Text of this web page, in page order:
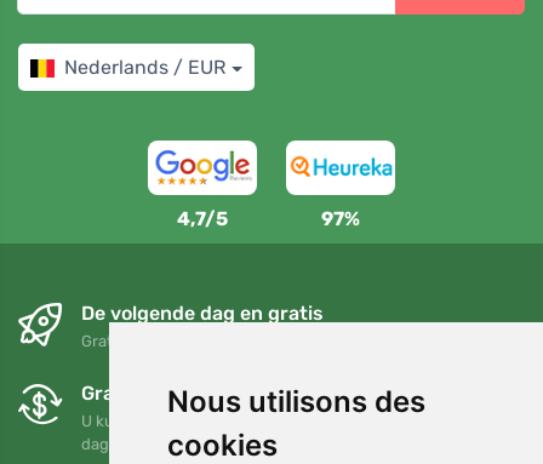
Nous utilisons des
cookies
Nederlands / EUR
4,7/5 97%
De volgende dag en gratis
Gratis verzending voor bestellingen boven 95 EUR
Gratis ruilen en retourneren
U kunt uw bestelling op elk gewenst moment binnen 90
dagen retourneren of ruilen